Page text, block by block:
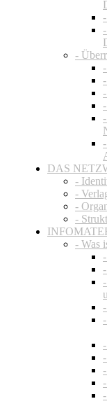
-
DAS
-
-
-
-
- Was